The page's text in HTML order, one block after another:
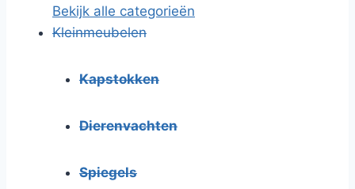
Bekijk alle categorieën
Kleinmeubelen
Kapstokken
Dierenvachten
Spiegels